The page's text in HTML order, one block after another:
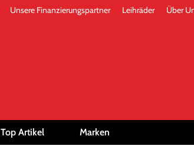
Unsere Finanzierungspartner Leihräder Über
Top Artikel Marken